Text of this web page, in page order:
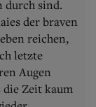
durch sind.
der braven
reichen,
letzte
Augen
die Zeit kaum